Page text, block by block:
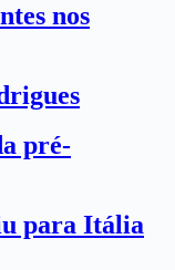
nos
pré-
para Itália